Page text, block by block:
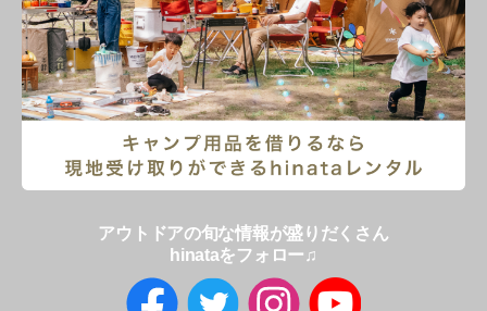
アウトドアの旬な情報が盛りだくさん
hinataをフォロー♫